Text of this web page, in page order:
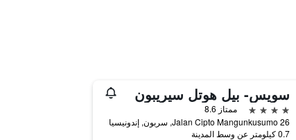
سويس- بيل هوتل سيريبون
4 نجوم
ممتاز 8.6
Jalan Cipto Mangunkusumo 26, سربون, إندونيسيا
0.7 كيلومتر عن وسط المدينة